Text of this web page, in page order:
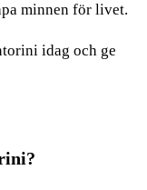
minnen för livet.
idag och ge